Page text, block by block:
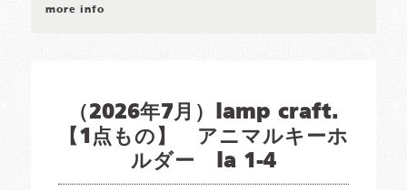
more info
（2026年7月）lamp craft.
【1点もの】 アニマルキーホ
ルダー la 1-4